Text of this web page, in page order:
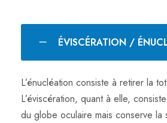
ÉVISCÉRATION /
L’énucléation consiste à retirer la
L’éviscération, quant à elle,
du globe oculaire mais conserve la